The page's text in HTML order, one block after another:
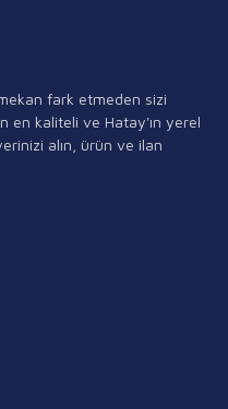
fark etmeden sizi
en kaliteli ve Hatay'ın yerel
alın, ürün ve ilan